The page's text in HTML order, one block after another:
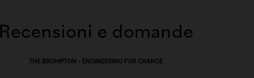
Recensioni e domande
THE BROMPTON - ENGINEERING FOR CHANGE